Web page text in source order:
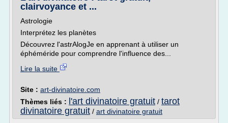
clairvoyance et ...
Astrologie
Interprétez les planètes
Découvrez l'astrAlogJe en apprenant à utiliser un
éphéméride pour comprendre l'influence des...
Lire la suite
Site : art-divinatoire.com
Thèmes liés :
l'art divinatoire gratuit / tarot
divinatoire gratuit / art divinatoire gratuit